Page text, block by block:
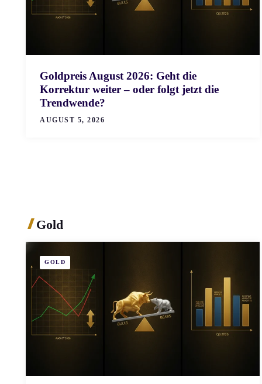
Goldpreis August 2026: Geht die
Korrektur weiter – oder folgt jetzt die
Trendwende?
AUGUST 5, 2026
Gold
GOLD